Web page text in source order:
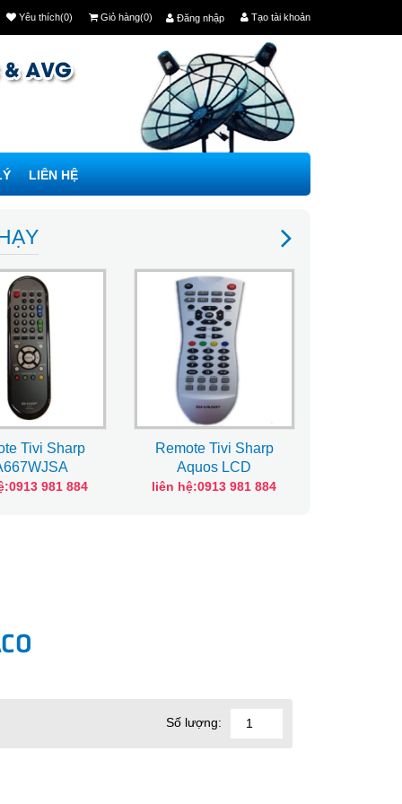
Đăng nhập Tạo tài khoản
Yêu thích(0) Giỏ hàng(0)
LIÊN HỆ
Tivi Sharp
981 884
Remote Tivi Sharp
Aquos LCD
liên hệ:0913 981 884
Số lượng: